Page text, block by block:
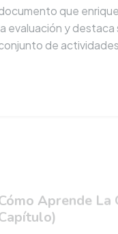
conjunto de
capítulo de éste libro
descubrimientos
de saber . analiza las